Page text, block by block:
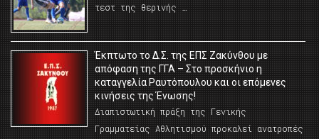
τεστ της θερινής …
Έκπτωτο το Δ.Σ. της ΕΠΣ Ζακύνθου με
απόφαση της ΓΓΑ – Στο προσκήνιο η
καταγγελία Ραυτόπουλου και οι επόμενες
κινήσεις της Ένωσης!
Διαπιστωτική πράξη της Γενικής
Γραμματείας Αθλητισμού προκαλεί ανατροπές